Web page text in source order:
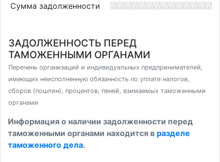
Сумма задолженности
ЗАДОЛЖЕННОСТЬ ПЕРЕД
ТАМОЖЕННЫМИ ОРГАНАМИ
Перечень организаций и индивидуальных предпринимателей,
имеющих неисполненную обязанность по уплате налогов,
сборов (пошлин), процентов, пеней, взимаемых таможенными
органами
Информация о наличии задолженности перед
таможенными органами находится в разделе
таможенного дела.